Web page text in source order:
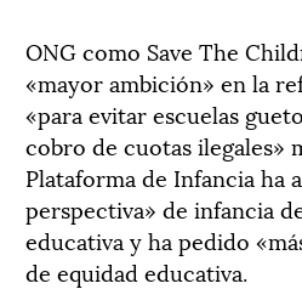
ONG como Save The
«mayor ambición» en la
«para evitar escuelas
cobro de cuotas ilegales»
Plataforma de Infancia ha
perspectiva» de infancia
educativa y ha pedido
de equidad educativa.